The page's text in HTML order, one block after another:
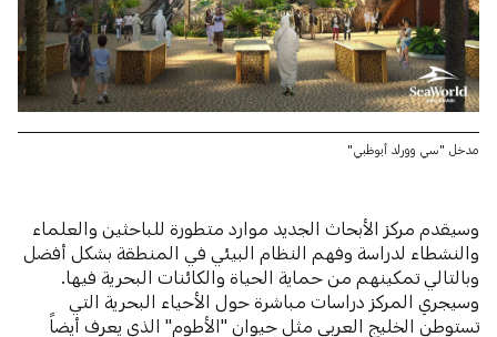
مدخل "سي وورلد أبوظبي"
وسيقدم مركز الأبحاث الجديد موارد متطورة للباحثين والعلماء
والنشطاء لدراسة وفهم النظام البيئي في المنطقة بشكل أفضل
وبالتالي تمكينهم من حماية الحياة والكائنات البحرية فيها.
وسيجري المركز دراسات مباشرة حول الأحياء البحرية التي
تستوطن الخليج العربي مثل حيوان "الأطوم" الذي يعرف أيضاً